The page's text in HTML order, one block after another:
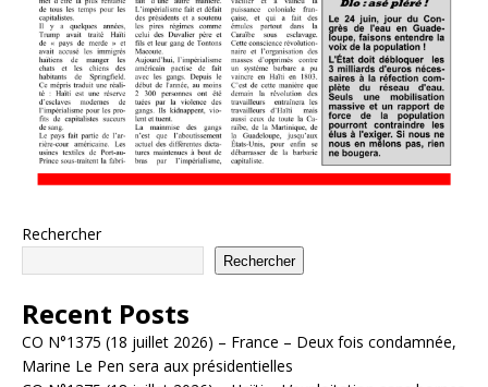
Rechercher
Rechercher
Recent Posts
CO N°1375 (18 juillet 2026) – France – Deux fois condamnée,
Marine Le Pen sera aux présidentielles